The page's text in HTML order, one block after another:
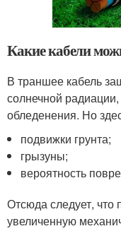
Какие кабели
В траншее кабель
солнечной
обледенения. Но
подвижки грунта;
грызуны;
вероятность
Отсюда следует, что
увеличенную